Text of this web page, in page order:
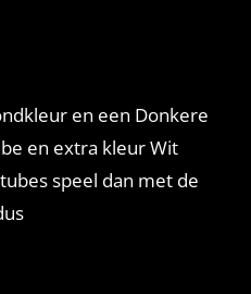
en een Donkere
en extra kleur Wit
speel dan met de